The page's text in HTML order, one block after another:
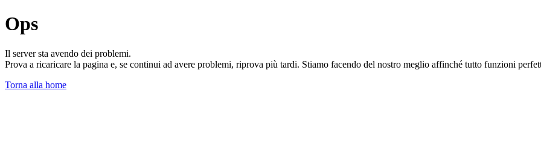
Ops
Il server sta avendo dei problemi.
Prova a ricaricare la pagina e, se continui ad avere problemi, riprova più tardi. Stiamo facendo del nostro meglio affinché tutto funzioni
Torna alla home